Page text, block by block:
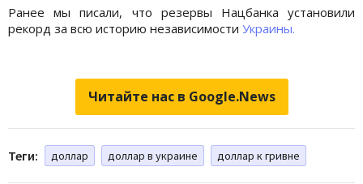
Ранее мы писали, что резервы Нацбанка установили
рекорд за всю историю независимости Украины.
Читайте нас в Google.News
Теги: доллар доллар в украине доллар к гривне